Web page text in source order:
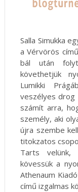
Salla Simukka
a Vérvörös
bál után
követhetjük
Lumikki
veszélyes drog
számít arra,
személy, aki
újra szembe
titokzatos
Tarts velünk,
kövessük a
Athenaum
című izgalmas